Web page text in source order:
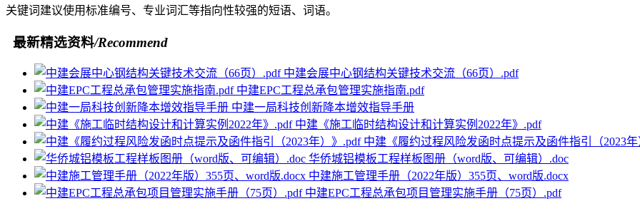
关键词建议使用标准编号、专业词汇等指向性较强的短语、词语。
最新精选资料/Recommend
中建会展中心钢结构关键技术交流（66页）.pdf
中建EPC工程总承包管理实施指南.pdf
中建一局科技创新降本增效指导手册
中建《施工临时结构设计和计算实例2022年》.pdf
中建《履约过程风险发函时点提示及函件指引（2023年
华侨城铝模板工程样板图册（word版、可编辑）.doc
中建施工管理手册（2022年版）355页、word版.docx
中建EPC工程总承包项目管理实施手册（75页）.pdf